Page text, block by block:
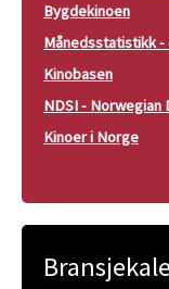
Bygdekinoen
Månedsstatistikk
Kinobasen
NDSI -
Kinoer i Norge